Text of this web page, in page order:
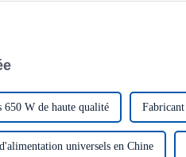
650 W de haute qualité
universels en Chine